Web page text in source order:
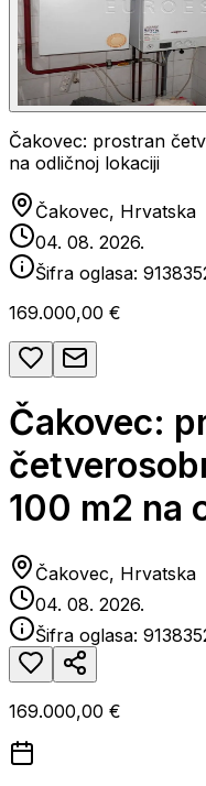
Čakovec: prostran
na odličnoj lokaciji
Čakovec, Hrvatska
04. 08. 2026.
Šifra oglasa:
169.000,00 €
Čakovec:
100 m2 na
Čakovec, Hrvatska
04. 08. 2026.
Šifra oglasa:
169.000,00 €